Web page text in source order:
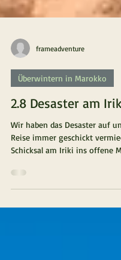
frameadventure
Überwintern in Marokko
2.8 Desaster am
Wir haben das Desaster auf
Schicksal am Iriki ins offene